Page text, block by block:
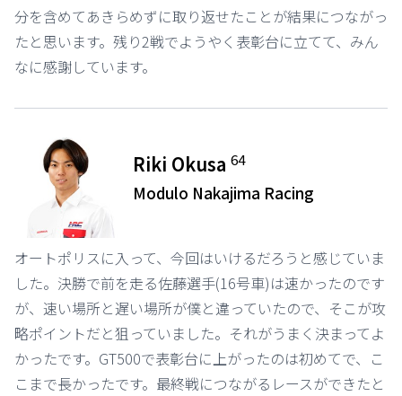
分を含めてあきらめずに取り返せたことが結果につながっ
たと思います。残り2戦でようやく表彰台に立てて、みん
なに感謝しています。
Riki Okusa64
Modulo Nakajima Racing
オートポリスに入って、今回はいけるだろうと感じていま
した。決勝で前を走る佐藤選手(16号車)は速かったのです
が、速い場所と遅い場所が僕と違っていたので、そこが攻
略ポイントだと狙っていました。それがうまく決まってよ
かったです。GT500で表彰台に上がったのは初めてで、こ
こまで長かったです。最終戦につながるレースができたと